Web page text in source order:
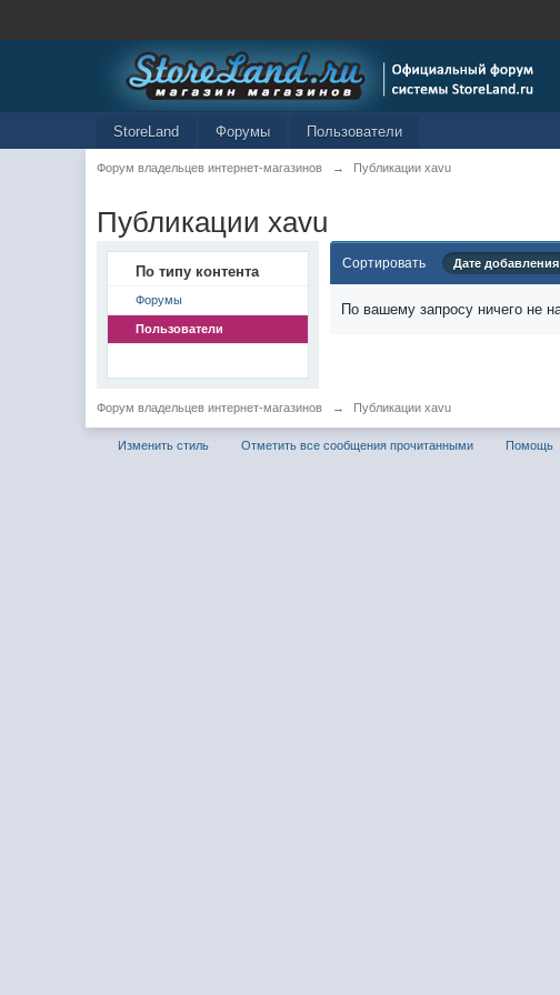
StoreLand Форумы Пользователи
Форум владельцев интернет-магазинов → Публикации xavu
Публикации xavu
По типу контента
Форумы
Пользователи
Сортировать Дате добавления
По вашему запросу ничего не
Форум владельцев интернет-магазинов → Публикации xavu
Изменить стиль Отметить все сообщения прочитанными Помощь